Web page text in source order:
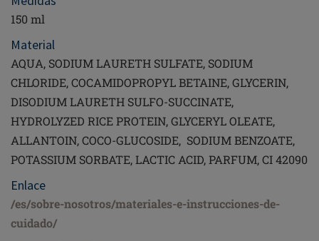
150 ml
Material
AQUA, SODIUM LAURETH SULFATE, SODIUM
CHLORIDE, COCAMIDOPROPYL BETAINE, GLYCERIN,
DISODIUM LAURETH SULFO-SUCCINATE,
HYDROLYZED RICE PROTEIN, GLYCERYL OLEATE,
ALLANTOIN, COCO-GLUCOSIDE, SODIUM BENZOATE,
POTASSIUM SORBATE, LACTIC ACID, PARFUM, CI 42090
Enlace
/es/sobre-nosotros/materiales-e-instrucciones-de-
cuidado/